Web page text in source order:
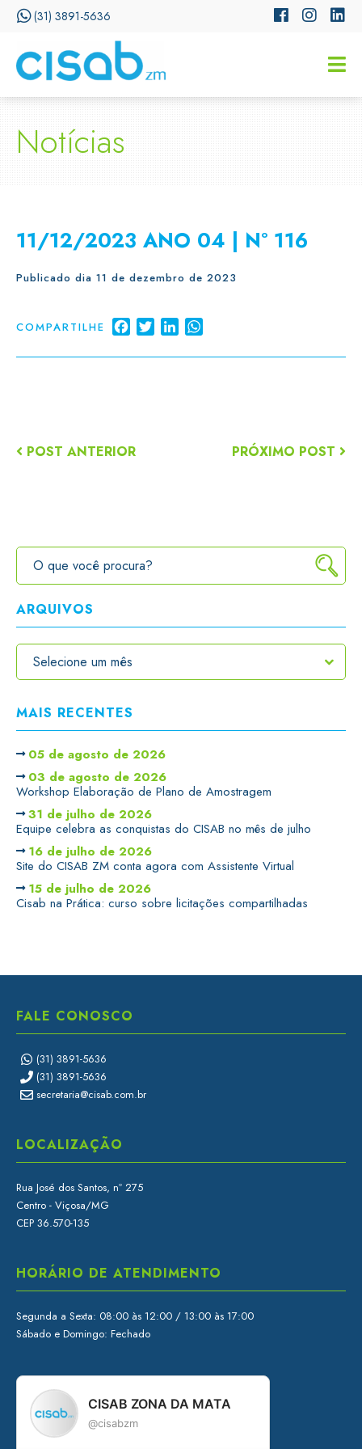
(31) 3891-5636
Notícias
11/12/2023 ANO 04 | Nº 116
Publicado dia 11 de dezembro de 2023
COMPARTILHE FacebookTwitterLinkedIn
POST ANTERIOR PRÓXIMO POST
ARQUIVOS
MAIS RECENTES
05 de agosto de 2026
03 de agosto de 2026
Workshop Elaboração de Plano de Amostragem
31 de julho de 2026
Equipe celebra as conquistas do CISAB no mês de julho
16 de julho de 2026
Site do CISAB ZM conta agora com Assistente Virtual
15 de julho de 2026
Cisab na Prática: curso sobre licitações compartilhadas
FALE CONOSCO
(31) 3891-5636
(31) 3891-5636
secretaria@cisab.com.br
LOCALIZAÇÃO
Rua José dos Santos, nº 275
Centro - Viçosa/MG
CEP 36.570-135
HORÁRIO DE ATENDIMENTO
Segunda a Sexta: 08:00 às 12:00 / 13:00 às 17:00
Sábado e Domingo: Fechado
CISAB ZONA DA MATA
@cisabzm
CISSA